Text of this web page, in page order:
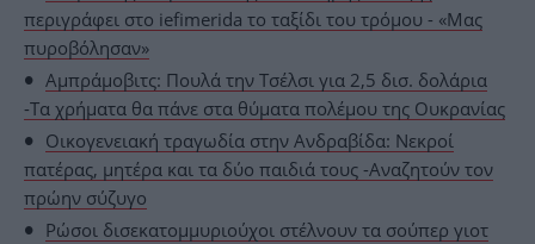
περιγράφει στο iefimerida το ταξίδι του τρόμου - «Μας
πυροβόλησαν»
Αμπράμοβιτς: Πουλά την Τσέλσι για 2,5 δισ. δολάρια
-Τα χρήματα θα πάνε στα θύματα πολέμου της Ουκρανίας
Οικογενειακή τραγωδία στην Ανδραβίδα: Νεκροί
πατέρας, μητέρα και τα δύο παιδιά τους -Αναζητούν τον
πρώην σύζυγο
Ρώσοι δισεκατομμυριούχοι στέλνουν τα σούπερ γιοτ